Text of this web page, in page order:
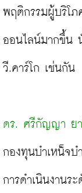
พฤติกรรมผู้บริโภ
ออนไลน์มากขึ้น
วี.คาร์โก เช่นกัน
ดร. ศรีกัญญา ย
กองทุนบำเหน็จบ
การดำเนินงานร